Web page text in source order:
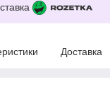
Доставка